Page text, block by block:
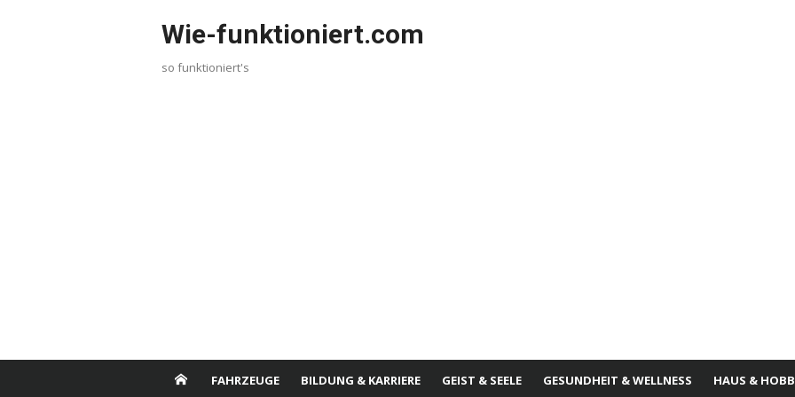
Wie-funktioniert.com
so funktioniert's
FAHRZEUGE BILDUNG & KARRIERE GEIST & SEELE GESUNDHEIT & WELLNESS HAUS &